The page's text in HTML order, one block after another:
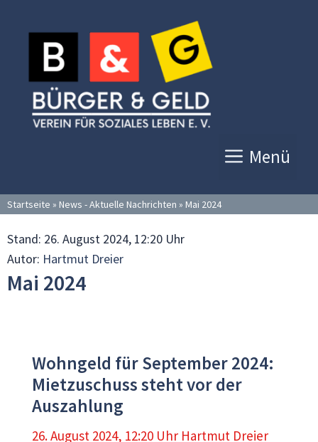
Inhalt
springen
Menü
Startseite » News - Aktuelle Nachrichten » Mai 2024
Stand: 26. August 2024, 12:20 Uhr
Autor: Hartmut Dreier
Mai 2024
Wohngeld für September 2024:
Mietzuschuss steht vor der
Auszahlung
26. August 2024, 12:20 Uhr Hartmut Dreier